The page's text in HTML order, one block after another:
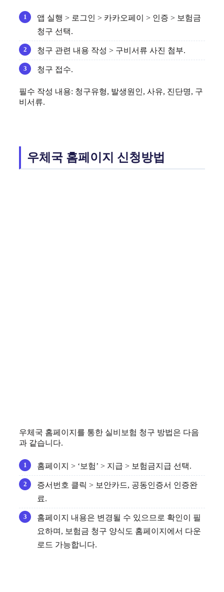
앱 실행 > 로그인 > 카카오페이 > 인증 > 보험금
청구 선택.
청구 관련 내용 작성 > 구비서류 사진 첨부.
청구 접수.
필수 작성 내용: 청구유형, 발생원인, 사유, 진단명, 구
비서류.
우체국 홈페이지 신청방법
우체국 홈페이지를 통한 실비보험 청구 방법은 다음
과 같습니다.
홈페이지 > ‘보험’ > 지급 > 보험금지급 선택.
증서번호 클릭 > 보안카드, 공동인증서 인증완
료.
홈페이지 내용은 변경될 수 있으므로 확인이 필
요하며, 보험금 청구 양식도 홈페이지에서 다운
로드 가능합니다.